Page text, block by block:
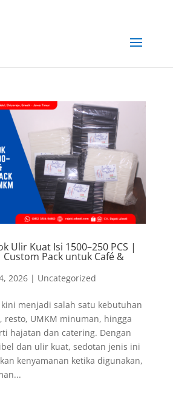
Ulir Kuat Isi 1500–250 PCS |
Pack untuk Café &
2026| Uncategorized
kini menjadi salah satu kebutuhan
resto, UMKM minuman, hingga
hajatan dan catering. Dengan
dan ulir kuat, sedotan jenis ini
kenyamanan ketika digunakan,